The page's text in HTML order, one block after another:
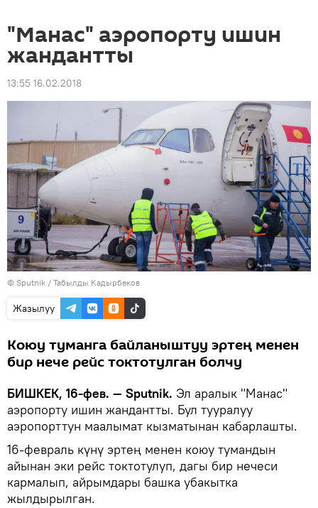
"Манас" аэропорту ишин
жандантты
13:55 16.02.2018
© Sputnik / Табылды Кадырбеков
Жазылуу
Коюу туманга байланыштуу эртең менен
бир нече рейс токтотулган болчу
БИШКЕК, 16-фев. — Sputnik. Эл аралык "Манас"
аэропорту ишин жандантты. Бул тууралуу
аэропорттун маалымат кызматынан кабарлашты.
16-февраль күнү эртең менен коюу тумандын
айынан эки рейс токтотулуп, дагы бир нечеси
кармалып, айрымдары башка убакытка
жылдырылган.